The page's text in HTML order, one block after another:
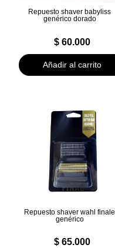
Repuesto shaver babyliss
genérico dorado
$60.000
Añadir al carrito
Repuesto shaver wahl finale
genérico
$65.000